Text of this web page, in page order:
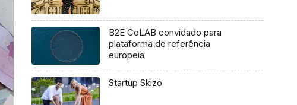
B2E CoLAB convidado para
plataforma de referência
europeia
Startup Skizo